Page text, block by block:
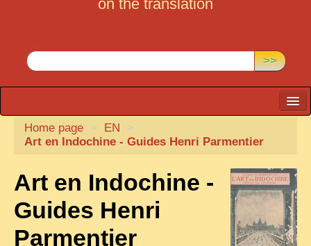
on the translation
>>
CARTACARO
ILLUSTRATORS
TONKIN
Home page > EN
>
Art en Indochine - Guides Henri Parmentier
Art en Indochine -
Guides Henri
Parmentier